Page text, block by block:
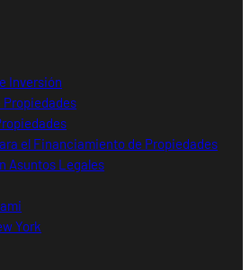
Inversión
Propiedades
el Financiamiento de Propiedades
Asuntos Legales
York